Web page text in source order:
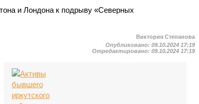
и Лондона к подрыву «Северных
Виктория Степанова
Опубликовано:09.10.2024 17:19
Отредактировано:09.10.2024 17:19